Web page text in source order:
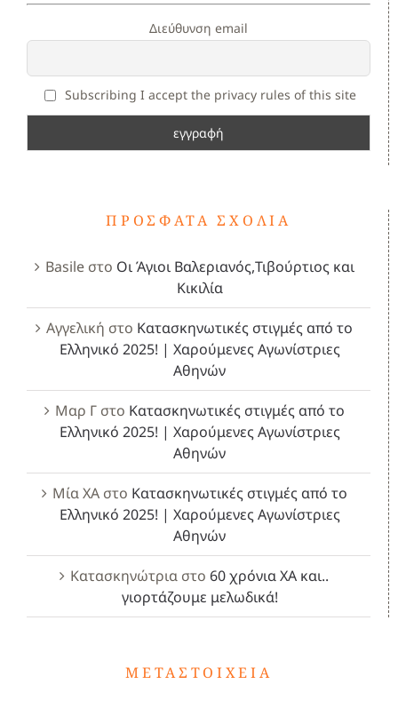
Διεύθυνση email
Subscribing I accept the privacy rules of this site
ΠΡΌΣΦΑΤΑ ΣΧΌΛΙΑ
Basileστο Οι Άγιοι Βαλεριανός,Τιβούρτιος και
Κικιλία
Αγγελική στο Κατασκηνωτικές στιγμές από το
Ελληνικό 2025! | Χαρούμενες Αγωνίστριες
Αθηνών
Μαρ Γστο Κατασκηνωτικές στιγμές από το
Ελληνικό 2025! | Χαρούμενες Αγωνίστριες
Αθηνών
Μία ΧΑστο Κατασκηνωτικές στιγμές από το
Ελληνικό 2025! | Χαρούμενες Αγωνίστριες
Αθηνών
Κατασκηνώτρια στο 60 χρόνια ΧΑ και..
γιορτάζουμε μελωδικά!
ΜΕΤΑΣΤΟΙΧΕΊΑ